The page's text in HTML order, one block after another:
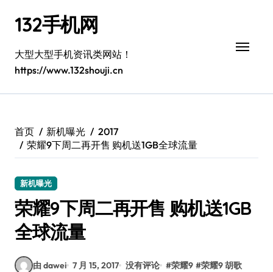
132手机网
大型大型手机资讯类网站！
https://www.132shouji.cn
首页 新机曝光
2017
荣耀9下周二再开售 购机送1GB全球流量
新机曝光
荣耀9下周二再开售 购机送1GB
全球流量
由 dawei 7 月 15, 2017 没有评论 #荣耀9 #荣耀9 胡歌